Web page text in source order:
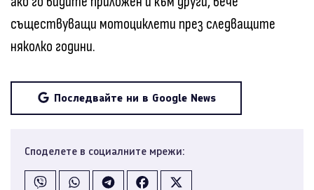
съществуващи мотоциклети през следващите
няколко години.
Последвайте ни в Google News
Споделете в социалните мрежи: